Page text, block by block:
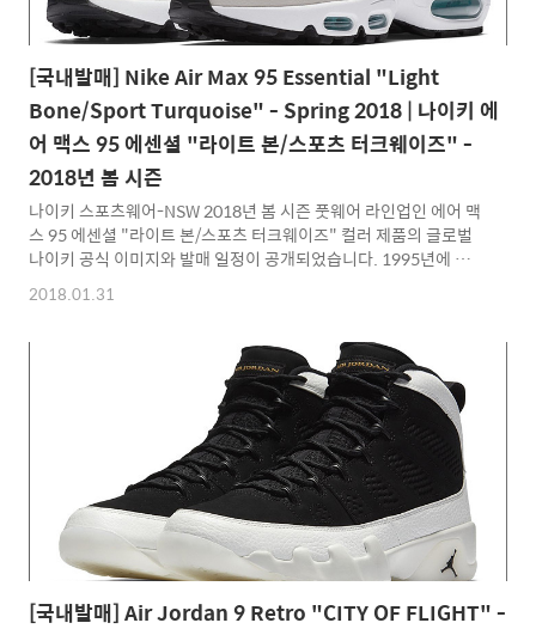
[국내발매] Nike Air Max 95 Essential "Light
Bone/Sport Turquoise" - Spring 2018 | 나이키 에
어 맥스 95 에센셜 "라이트 본/스포츠 터크웨이즈" -
2018년 봄 시즌
나이키 스포츠웨어-NSW 2018년 봄 시즌 풋웨어 라인업인 에어 맥
스 95 에센셜 "라이트 본/스포츠 터크웨이즈" 컬러 제품의 글로벌
나이키 공식 이미지와 발매 일정이 공개되었습니다. 1995년에 탄
생한 클래식 러닝화로서 나이키 를 대표하는 아이콘이라고 할 수 있
는 제품으로 현재는 라이프 스타일 스니커로 더 많은 인기를 얻으며
다. 2012년 하반기부터 꾸준히 선보이고 있는 나이키 에어 맥스 에
센셜 라인업은 제품 바디에 다양한 소재와 컬러를 혼합한 노멀 버젼
보다는 트렌디하면서 프리미엄 버젼보다는 대중적인 선보이는 새
로운 라인업으로 본 제품은 바디 베이스로 라이트 본 컬러의 레더
소재를 적용하였으며 민트 컬러에 가까운 터크 웨이즈 컬러가 디
2018.01.31
[국내발매] Air Jordan 9 Retro "CITY OF FLIGHT" -